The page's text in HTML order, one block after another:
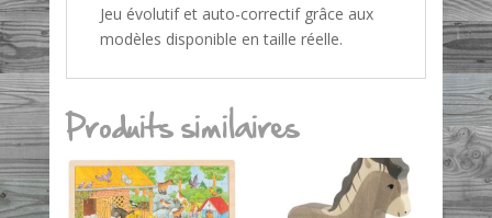
Jeu évolutif et auto-correctif grâce aux
modèles disponible en taille réelle.
Produits similaires